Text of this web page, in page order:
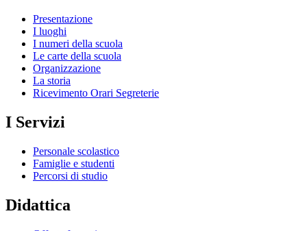
Presentazione
I luoghi
I numeri della scuola
Le carte della scuola
Organizzazione
La storia
Ricevimento Orari Segreterie
I Servizi
Personale scolastico
Famiglie e studenti
Percorsi di studio
Didattica